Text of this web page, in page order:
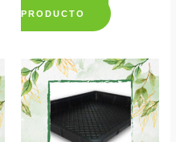
PRODUCTO
This
multiple
variants.
options